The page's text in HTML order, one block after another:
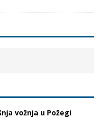
vožnja u Požegi